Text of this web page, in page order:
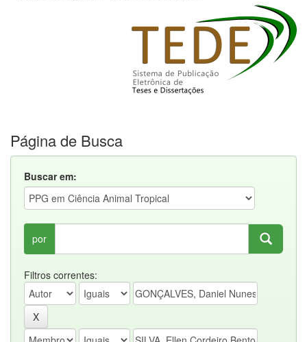
Página de Busca
Buscar em:
por
Filtros correntes: